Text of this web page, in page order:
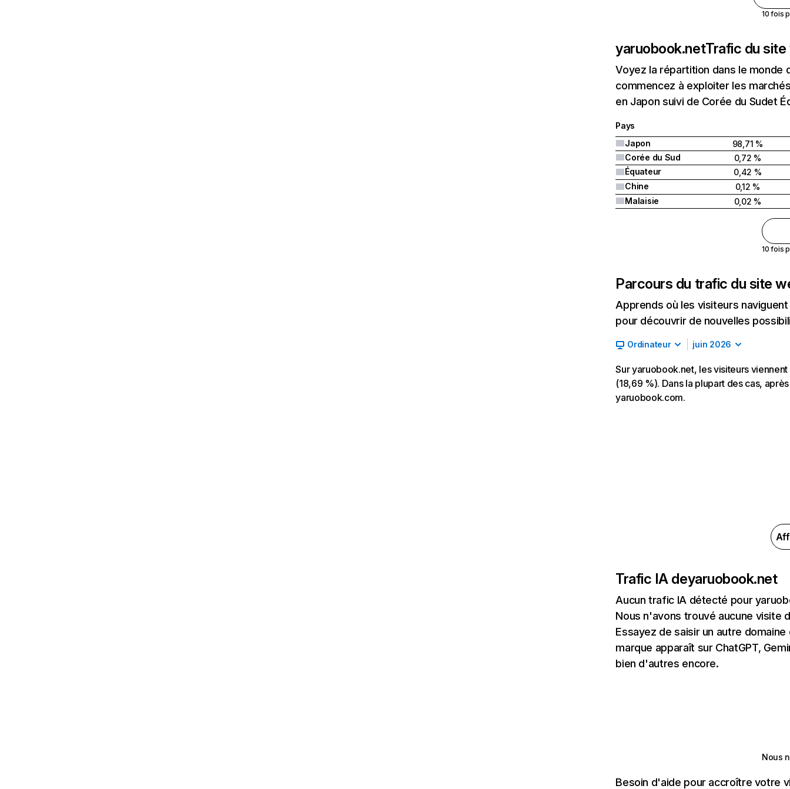
10 fois
yaruobook.netTrafic du
Voyez la répartition dans le
commencez à exploiter les
en Japon suivi de Corée du Sudet
Pays
Japon
98,71 %
Corée du Sud
0,72 %
Équateur
0,42 %
Chine
0,12 %
Malaisie
0,02 %
10 fois
Parcours du trafic du site
Apprends où les visiteurs
pour découvrir de nouvelles
Ordinateur juin 2026
Sur yaruobook.net, les visiteurs
(18,69 %). Dans la plupart des cas,
yaruobook.com.
Trafic IA deyaruobook.net
Aucun trafic IA détecté pour
Nous n'avons trouvé aucune visite
Essayez de saisir un autre
marque apparaît sur ChatGPT,
bien d'autres encore.
Nous
Besoin d'aide pour accroître votre